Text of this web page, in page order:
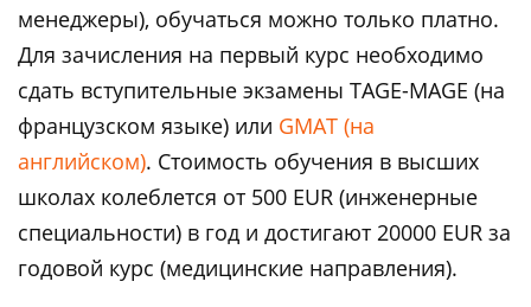
менеджеры), обучаться можно только платно.
Для зачисления на первый курс необходимо
сдать вступительные экзамены TAGE-MAGE (на
французском языке) или GMAT (на
английском). Стоимость обучения в высших
школах колеблется от 500 EUR (инженерные
специальности) в год и достигают 20000 EUR за
годовой курс (медицинские направления).